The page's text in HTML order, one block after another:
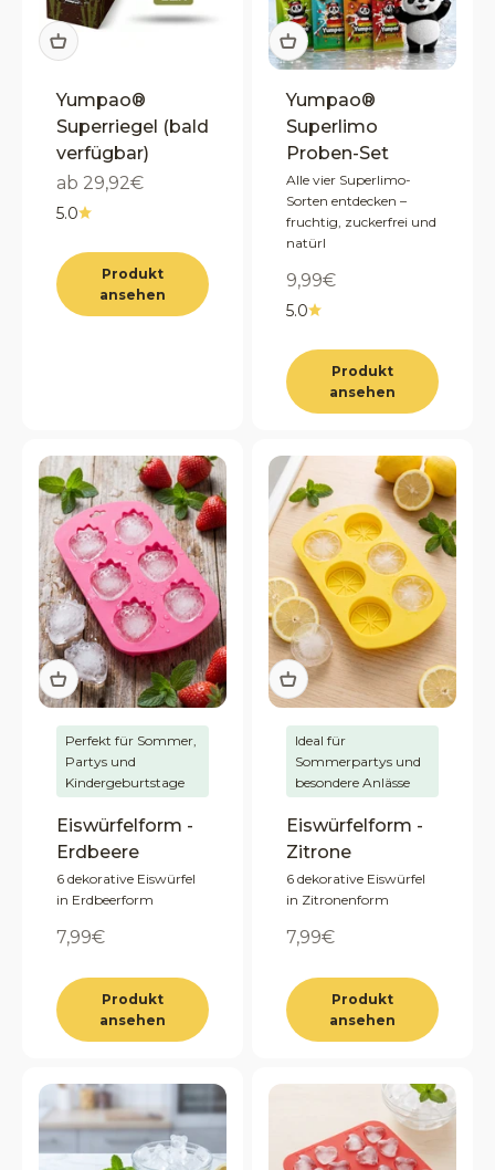
Yumpao®
Superriegel (bald
verfügbar)
Angebot
ab 29,92€
5.0
Produkt
ansehen
Yumpao®
Superlimo
Proben-Set
Alle vier Superlimo-
Sorten entdecken –
fruchtig, zuckerfrei und
natürl
Angebot
9,99€
5.0
Produkt
ansehen
Perfekt für Sommer,
Partys und
Kindergeburtstage
Eiswürfelform -
Erdbeere
6 dekorative Eiswürfel
in Erdbeerform
Angebot
7,99€
Produkt
ansehen
Ideal für
Sommerpartys und
besondere Anlässe
Eiswürfelform -
Zitrone
6 dekorative Eiswürfel
in Zitronenform
Angebot
7,99€
Produkt
ansehen